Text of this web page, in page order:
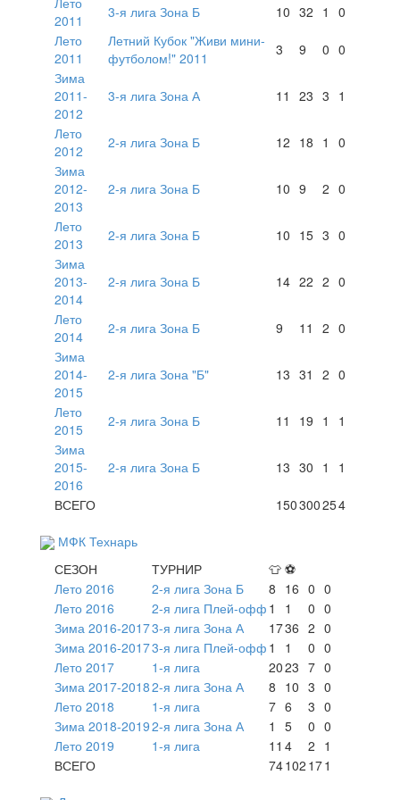
2011
3-я лига Зона Б 10 32 1
0
Лето
2011
Летний Кубок "Живи мини-
футболом!" 2011
3 9 0 0
Зима
2011-
2012
3-я лига Зона А 11 23 3 1
Лето
2012
2-я лига Зона Б 12 18 1
0
Зима
2012-
2013
2-я лига Зона Б 10 9 2 0
Лето
2013
2-я лига Зона Б 10 15 3 0
Зима
2013-
2014
2-я лига Зона Б 14 22 2 0
Лето
2014
2-я лига Зона Б 9 11 2 0
Зима
2014-
2015
2-я лига Зона "Б" 13 31 2 0
Лето
2015
2-я лига Зона Б 11 19 1
1
Зима
2015-
2016
2-я лига Зона Б 13 30 1 1
ВСЕГО 150300254
МФК Технарь
СЕЗОН
ТУРНИР 👕 ⚽
Лето 2016
2-я лига Зона Б 8 16 0 0
Лето 2016
2-я лига Плей-офф 1 1 0 0
Зима 2016-20173-я лига Зона А 1736 2 0
Зима 2016-20173-я лига Плей-офф 1 1 0 0
Лето 2017
1-я лига 2023 7 0
Зима 2017-20182-я лига Зона А 8 10 3 0
Лето 2018
1-я лига 7 6 3 0
Зима 2018-20192-я лига Зона А 1 5 0 0
Лето 2019
1-я лига 11 4 2 1
ВСЕГО
74102 171